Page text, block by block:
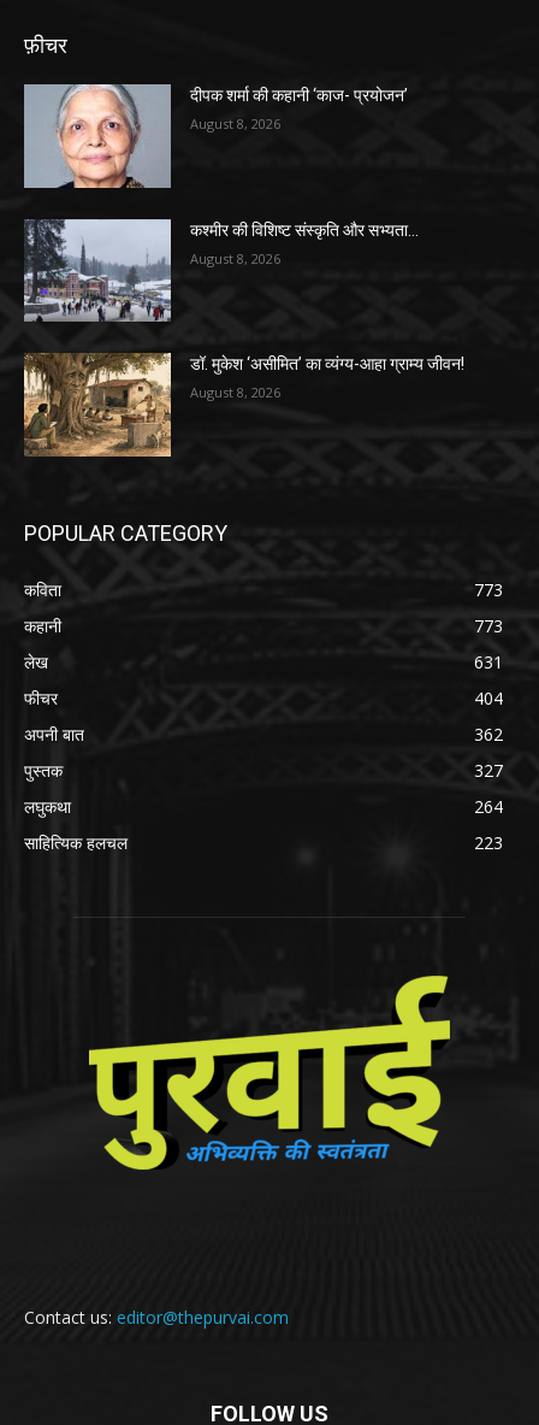
फ़ीचर
दीपक शर्मा की कहानी ‘काज- प्रयोजन’
August 8, 2026
कश्मीर की विशिष्ट संस्कृति और सभ्यता…
August 8, 2026
डॉ. मुकेश ‘असीमित’ का व्यंग्य-आहा ग्राम्य जीवन!
August 8, 2026
POPULAR CATEGORY
कविता
773
कहानी
773
लेख
631
फीचर
404
अपनी बात
362
पुस्तक
327
लघुकथा
264
साहित्यिक हलचल
223
Contact us: editor@thepurvai.com
FOLLOW US